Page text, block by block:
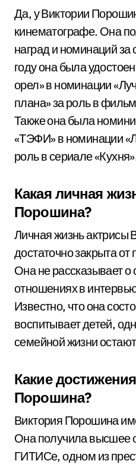
Да, у Виктории
кинематографе. Она
наград и номинаций за
году она была
орел» в номинации
плана» за роль в
Также она была
«ТЭФИ» в номинации
роль в сериале
Какая личная
Порошина?
Личная жизнь актрисы
достаточно закрыта от
Она не рассказывает о
отношениях в
Известно, что она
воспитывает детей,
семейной жизни
Какие
Порошина?
Виктория Порошина
Она получила высшее
ГИТИСе, одном из